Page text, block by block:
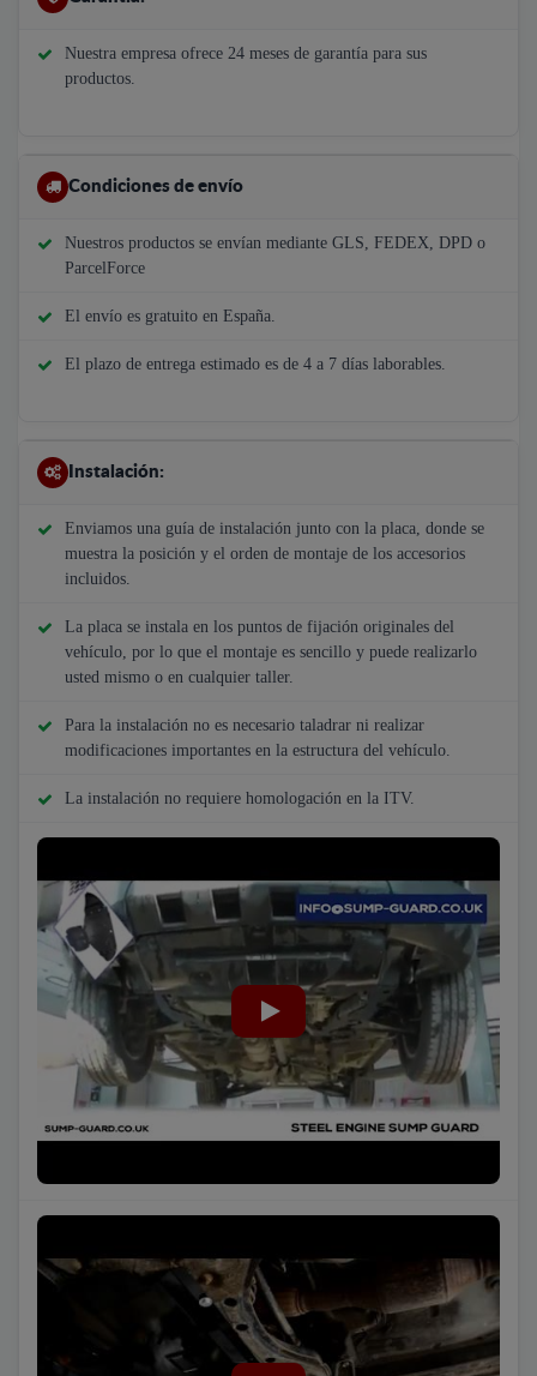
Nuestra empresa ofrece 24 meses de garantía para sus
productos.
Condiciones de envío
Nuestros productos se envían mediante GLS, FEDEX, DPD o
ParcelForce
El envío es gratuito en España.
El plazo de entrega estimado es de 4 a 7 días laborables.
Instalación:
Enviamos una guía de instalación junto con la placa, donde se
muestra la posición y el orden de montaje de los accesorios
incluidos.
La placa se instala en los puntos de fijación originales del
vehículo, por lo que el montaje es sencillo y puede realizarlo
usted mismo o en cualquier taller.
Para la instalación no es necesario taladrar ni realizar
modificaciones importantes en la estructura del vehículo.
La instalación no requiere homologación en la ITV.